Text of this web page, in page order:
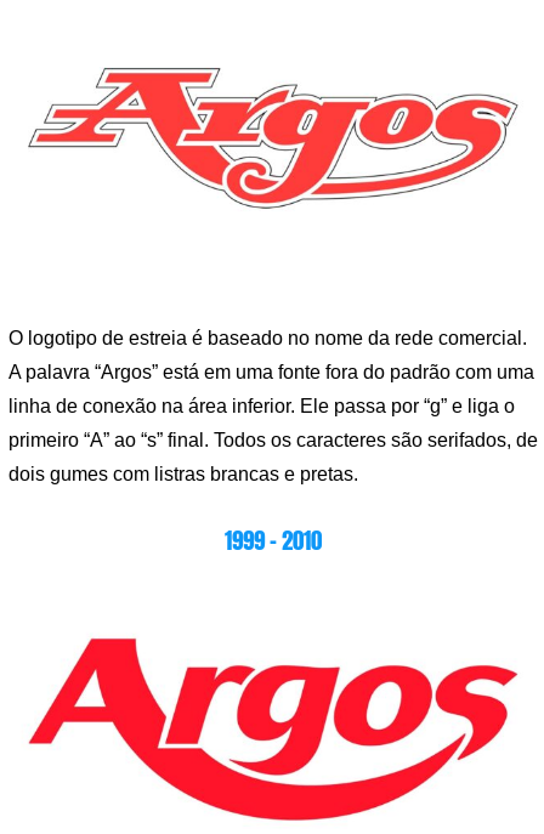
O logotipo de estreia é baseado no nome da rede comercial.
A palavra “Argos” está em uma fonte fora do padrão com uma
linha de conexão na área inferior. Ele passa por “g” e liga o
primeiro “A” ao “s” final. Todos os caracteres são serifados, de
dois gumes com listras brancas e pretas.
1999 – 2010